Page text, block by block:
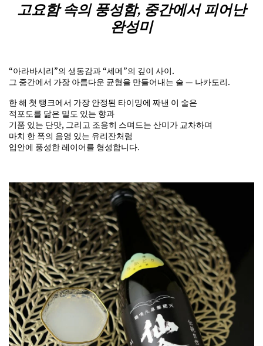
고요함 속의 풍성함, 중간에서 피어난
완성미
“아라바시리”의 생동감과 “세메”의 깊이 사이.
그 중간에서 가장 아름다운 균형을 만들어내는 술 — 나카도리.
한 해 첫 탱크에서 가장 안정된 타이밍에 짜낸 이 술은
적포도를 닮은 밀도 있는 향과
기품 있는 단맛, 그리고 조용히 스며드는 산미가 교차하며
마치 한 폭의 음영 있는 유리잔처럼
입안에 풍성한 레이어를 형성합니다.